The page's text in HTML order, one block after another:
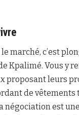
marché, c’est
Kpalimé. Vous y
proposant leurs
de
négociation est